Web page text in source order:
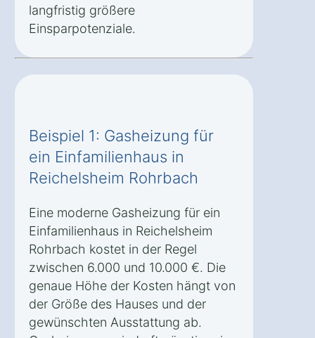
langfristig größere
Einsparpotenziale.
Beispiel 1: Gasheizung für
ein Einfamilienhaus in
Reichelsheim Rohrbach
Eine moderne Gasheizung für ein
Einfamilienhaus in Reichelsheim
Rohrbach kostet in der Regel
zwischen 6.000 und 10.000 €. Die
genaue Höhe der Kosten hängt von
der Größe des Hauses und der
gewünschten Ausstattung ab.